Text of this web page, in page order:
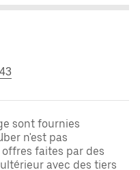
sont fournies
n'est pas
faites par des
avec des tiers